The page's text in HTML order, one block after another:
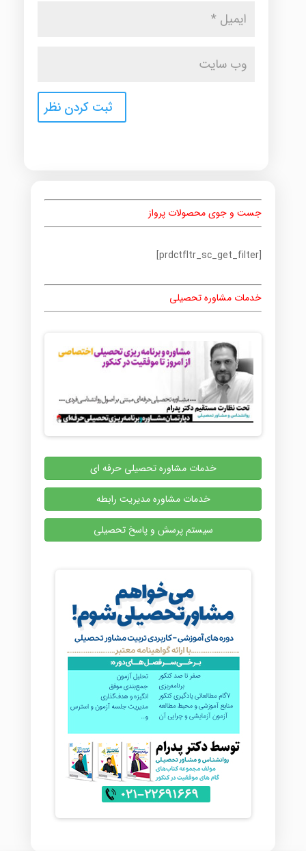
جست و جوی محصولات پرواز
[prdctfltr_sc_get_filter]
خدمات مشاوره تحصیلی
خدمات مشاوره تحصیلی حرفه ای
خدمات مشاوره مدیریت رابطه
سیستم پرسش و پاسخ تحصیلی